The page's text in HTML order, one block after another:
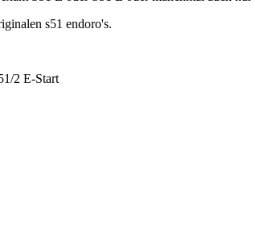
s51 endoro's.
2 E-Start